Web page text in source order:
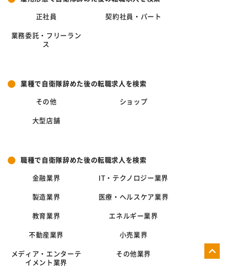
正社員 契約社員・パート
業務委託・フリーラン
ス
業種で自衛隊辞めた後の転職求人を検索
その他 ショップ
大型店舗
職種で自衛隊辞めた後の転職求人を検索
金融業界 IT・テクノロジー業界
製造業界 医療・ヘルスケア業界
教育業界 エネルギー業界
不動産業界 小売業界
メディア・エンターテ
イメント業界
その他業界